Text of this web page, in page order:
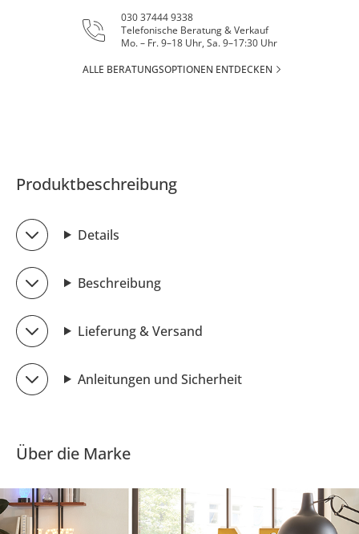
030 37444 9338
Telefonische Beratung & Verkauf
Mo. – Fr. 9–18 Uhr, Sa. 9–17:30 Uhr
ALLE BERATUNGSOPTIONEN ENTDECKEN
Produktbeschreibung
Details
Beschreibung
Lieferung & Versand
Anleitungen und Sicherheit
Über die Marke